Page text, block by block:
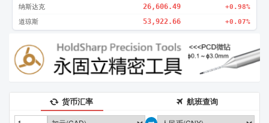
纳斯达克 26,606.49 +0.98%
道琼斯 53,922.66 +0.07%
货币汇率 航班查询